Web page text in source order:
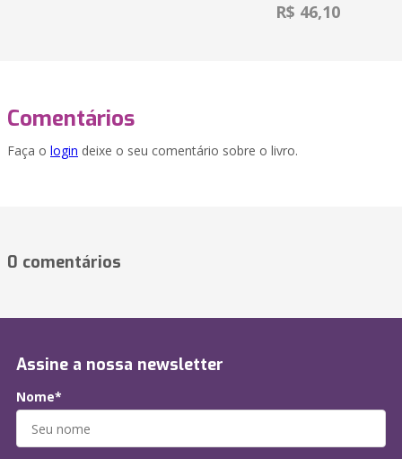
R$ 46,10
Comentários
Faça o login deixe o seu comentário sobre o livro.
0 comentários
Assine a nossa newsletter
Nome*